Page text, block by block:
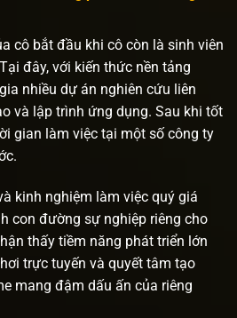
cô bắt đầu khi cô còn là sinh viên
đây, với kiến thức nền tảng
nhiều dự án nghiên cứu liên
và lập trình ứng dụng. Sau khi tốt
gian làm việc tại một số công ty
kinh nghiệm làm việc quý giá
con đường sự nghiệp riêng cho
thấy tiềm năng phát triển lớn
trực tuyến và quyết tâm tạo
mang đậm dấu ấn của riêng